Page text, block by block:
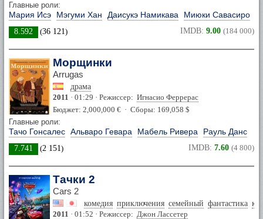
Главные роли:
Мария Исэ Мэгуми Хан Даисукэ Намикава Миюки Савасиро
8.592 (36 121) IMDB: 9.00 (184 000)
Морщинки
Arrugas
драма
2011 · 01:29 · Режиссер: Игнасио Феррерас
Бюджет: 2,000,000 € · Сборы: 169,058 $
Главные роли:
Тачо Гонсалес Альваро Гевара Мабель Ривера Рауль Данс
7.741 (2 151) IMDB: 7.60 (4 800)
Тачки 2
Cars 2
комедия приключения семейный фантастика
2011 · 01:52 · Режиссер: Джон Лассетер